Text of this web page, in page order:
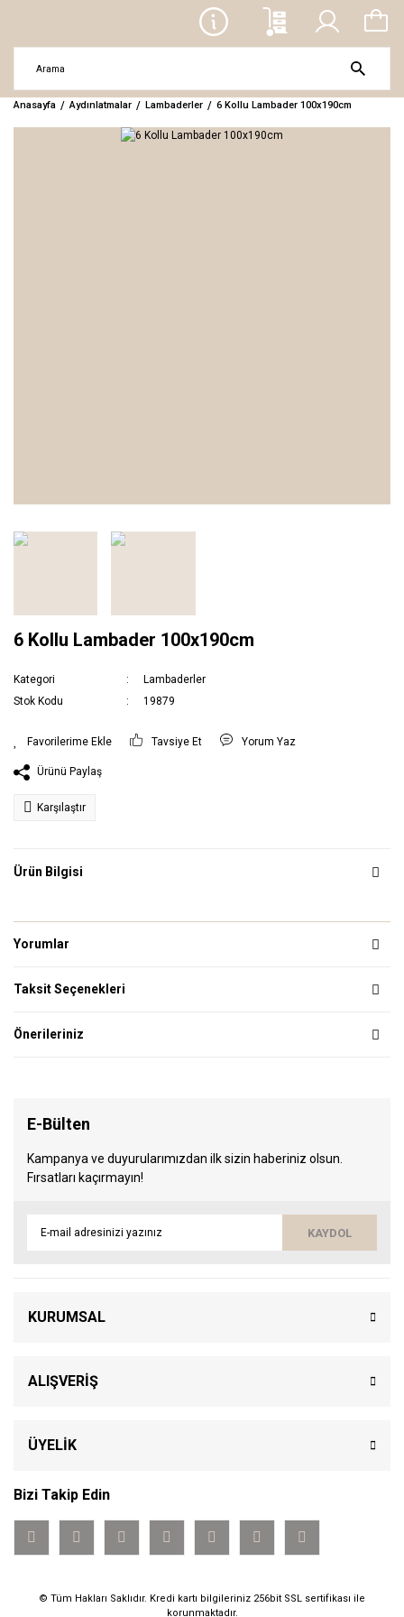
Anasayfa Aydınlatmalar Lambaderler 6 Kollu Lambader 100x190cm
6 Kollu Lambader 100x190cm
Kategori
Lambaderler
Stok Kodu
19879
Tavsiye Et Yorum Yaz
Ürünü Paylaş
Karşılaştır
Ürün Bilgisi
Yorumlar
Taksit Seçenekleri
Önerileriniz
E-Bülten
Kampanya ve duyurularımızdan ilk sizin haberiniz olsun.
Fırsatları kaçırmayın!
KAYDOL
KURUMSAL
ALIŞVERİŞ
ÜYELİK
Bizi Takip Edin
© Tüm Hakları Saklıdır. Kredi kartı bilgileriniz 256bit SSL sertifikası ile
korunmaktadır.